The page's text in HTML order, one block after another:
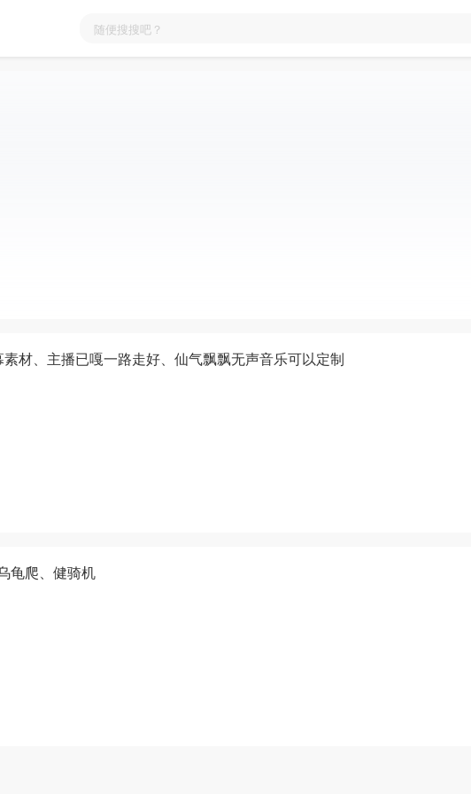
材、主播已嘎一路走好、仙气飘飘无声音乐可以定制
龟爬、健骑机